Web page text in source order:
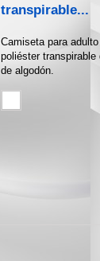
transpirable...
Camiseta para
poliéster
de algodón.